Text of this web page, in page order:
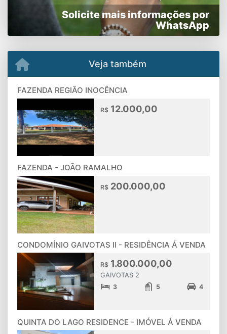
Solicite mais informações por
WhatsApp
Veja também
FAZENDA REGIÃO INOCÊNCIA
R$ 12.000,00
FAZENDA - JOÃO RAMALHO
R$ 200.000,00
CONDOMÍNIO GAIVOTAS II - RESIDÊNCIA Á VENDA
R$ 1.800.000,00
GAIVOTAS 2
3 5 4
QUINTA DO LAGO RESIDENCE - IMÓVEL Á VENDA